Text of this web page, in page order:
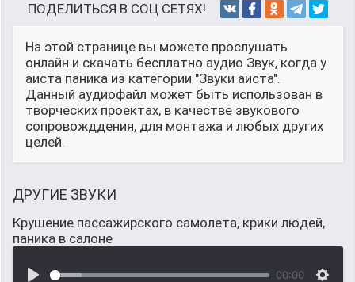
ПОДЕЛИТЬСЯ В СОЦ СЕТЯХ!
На этой странице вы можете прослушать
онлайн и скачать бесплатно аудио Звук, когда у
аиста паника из категории "Звуки аиста".
Данный аудиофайл может быть использован в
творческих проектах, в качестве звукового
сопровожддения, для монтажа и любых других
целей.
ДРУГИЕ ЗВУКИ
Крушение пассажирского самолета, крики людей,
паника в салоне
00:00